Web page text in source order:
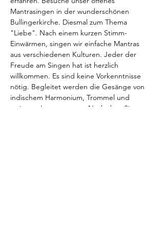
Mantrasingen in der wunderschönen
Bullingerkirche. Diesmal zum Thema
"Liebe". Nach einem kurzen Stimm-
Einwärmen, singen wir einfache Mantras
aus verschiedenen Kulturen. Jeder der
Freude am Singen hat ist herzlich
willkommen. Es sind keine Vorkenntnisse
nötig. Begleitet werden die Gesänge von
indischem Harmonium, Trommel und
weiteren Instrumenten. Nach dem Singen